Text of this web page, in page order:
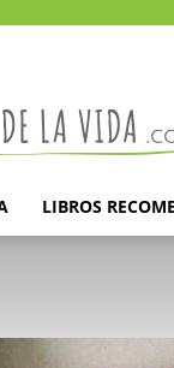
la
vida
LIBROS